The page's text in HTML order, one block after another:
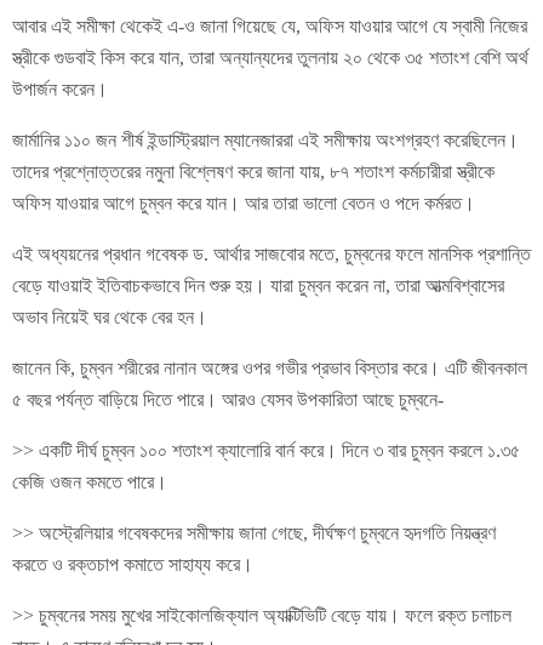
আবার এই সমীক্ষা থেকেই এ-ও জানা গিয়েছে যে, অফিস যাওয়ার আগে যে স্বামী নিজের
স্ত্রীকে গুডবাই কিস করে যান, তারা অন্যান্যদের তুলনায় ২০ থেকে ৩৫ শতাংশ বেশি অর্থ
উপার্জন করেন।
জার্মানির ১১০ জন শীর্ষ ইন্ডাস্ট্রিয়াল ম্যানেজাররা এই সমীক্ষায় অংশগ্রহণ করেছিলেন।
তাদের প্রশ্নোত্তরের নমুনা বিশ্লেষণ করে জানা যায়, ৮৭ শতাংশ কর্মচারীরা স্ত্রীকে
অফিস যাওয়ার আগে চুম্বন করে যান। আর তারা ভালো বেতন ও পদে কর্মরত।
এই অধ্যয়নের প্রধান গবেষক ড. আর্থার সাজবোর মতে, চুম্বনের ফলে মানসিক প্রশান্তি
বেড়ে যাওয়াই ইতিবাচকভাবে দিন শুরু হয়। যারা চুম্বন করেন না, তারা আত্মবিশ্বাসের
অভাব নিয়েই ঘর থেকে বের হন।
জানেন কি, চুম্বন শরীরের নানান অঙ্গের ওপর গভীর প্রভাব বিস্তার করে। এটি জীবনকাল
৫ বছর পর্যন্ত বাড়িয়ে দিতে পারে। আরও যেসব উপকারিতা আছে চুম্বনে-
>> একটি দীর্ঘ চুম্বন ১০০ শতাংশ ক্যালোরি বার্ন করে। দিনে ৩ বার চুম্বন করলে ১.৩৫
কেজি ওজন কমতে পারে।
>> অস্ট্রেলিয়ার গবেষকদের সমীক্ষায় জানা গেছে, দীর্ঘক্ষণ চুম্বনে হৃদগতি নিয়ন্ত্রণ
করতে ও রক্তচাপ কমাতে সাহায্য করে।
>> চুম্বনের সময় মুখের সাইকোলজিক্যাল অ্যাক্টিভিটি বেড়ে যায়। ফলে রক্ত চলাচল